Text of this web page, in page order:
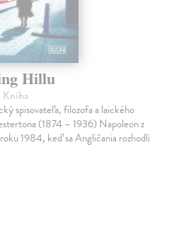
Hillu
| Kniha
spisovateľa, filozofa a laického
(1874 – 1936) Napoleon z
1984, keď sa Angličania rozhodli